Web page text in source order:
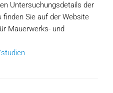
Untersuchungsdetails der
Sie auf der Website
Mauerwerks- und